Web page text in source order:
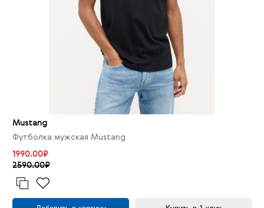
Mustang
Футболка мужская Mustang
1990.00₽
2590.00₽